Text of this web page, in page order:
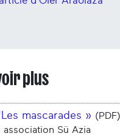
plus
mascarades » (PDF)
association Sü Azia